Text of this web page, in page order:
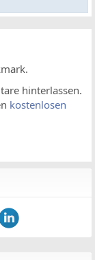
hinterlassen.
kostenlosen